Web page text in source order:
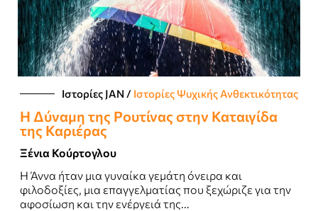
Ιστορίες JΑΝ / Ιστορίες Ψυχικής Ανθεκτικότητας
Η Δύναμη της Ρουτίνας στην Καταιγίδα
της Καριέρας
Ξένια Κούρτογλου
Η Άννα ήταν μια γυναίκα γεμάτη όνειρα και
φιλοδοξίες, μια επαγγελματίας που ξεχώριζε για την
αφοσίωση και την ενέργειά της...